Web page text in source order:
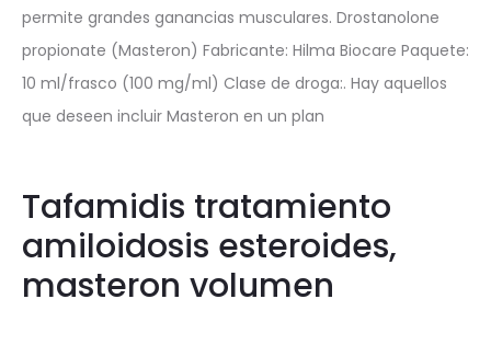
permite grandes ganancias musculares. Drostanolone
propionate (Masteron) Fabricante: Hilma Biocare Paquete:
10 ml/frasco (100 mg/ml) Clase de droga:. Hay aquellos
que deseen incluir Masteron en un plan
Tafamidis tratamiento
amiloidosis esteroides,
masteron volumen